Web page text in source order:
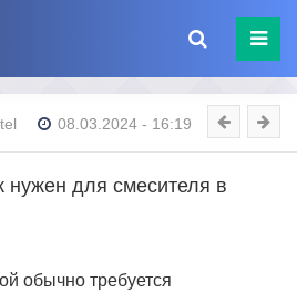
08.03.2024 - 16:19
нужен для смесителя в
обычно требуется